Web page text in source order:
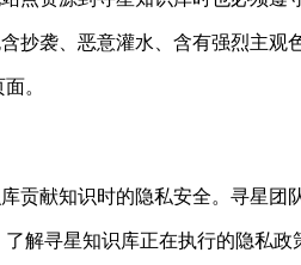
抄袭、恶意灌水、含有强烈主观
。
贡献知识时的隐私安全。寻星团
了解寻星知识库正在执行的隐私政